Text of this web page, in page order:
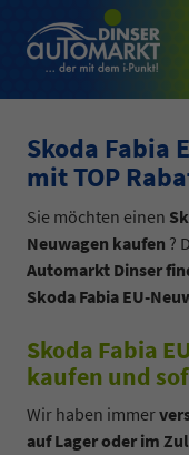
Skoda Fabia
mit TOP
Sie möchten einen
Neuwagen kaufen ?
Automarkt Dinser
Skoda Fabia EU-
Skoda Fabia
kaufen und
Wir haben immer
auf Lager oder im